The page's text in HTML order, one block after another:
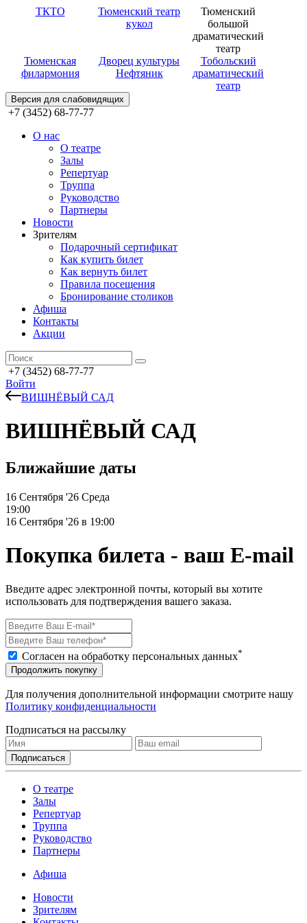
ТКТО
Тюменский театр
кукол
Тюменский
большой
драматический
театр
Тюменская
филармония
Дворец культуры
Нефтяник
Тобольский
драматический
театр
Версия для слабовидящих
+7 (3452) 68-77-77
О нас
О театре
Залы
Репертуар
Труппа
Руководство
Партнеры
Новости
Зрителям
Подарочный сертификат
Как купить билет
Как вернуть билет
Правила посещения
Бронирование столиков
Афиша
Контакты
Акции
+7 (3452) 68-77-77
Войти
ВИШНЁВЫЙ САД
ВИШНЁВЫЙ САД
Ближайшие даты
16 Сентября '26 Среда
19:00
16 Сентября '26 в 19:00
Покупка билета - ваш E-mail
Введите адрес электронной почты, который вы хотите
использовать для подтверждения вашего заказа.
Согласен на обработку персональных данных*
Продолжить покупку
Для получения дополнительной информации смотрите нашу
Политику конфиденциальности
Подписаться на рассылку
О театре
Залы
Репертуар
Труппа
Руководство
Партнеры
Афиша
Новости
Зрителям